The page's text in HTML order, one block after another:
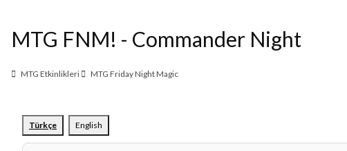
MTG FNM! - Commander Night
MTG Etkinlikleri MTG Friday Night Magic
Türkçe English